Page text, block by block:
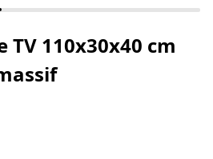
TV 110x30x40 cm